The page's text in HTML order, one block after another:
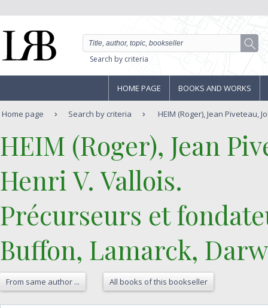
Search by criteria
HOME PAGE BOOKS AND WORKS
Home page Search by criteria HEIM (Roger), Jean Piveteau,
‎HEIM (Roger), Jean
Henri V. Vallois.‎
‎Précurseurs et
Buffon, Lamarck,
From same author ... All books of this bookseller